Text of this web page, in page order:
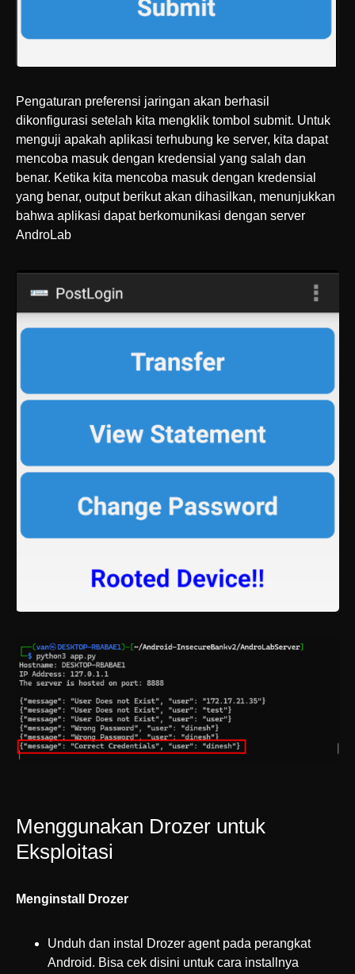
Pengaturan preferensi jaringan akan berhasil
dikonfigurasi setelah kita mengklik tombol submit. Untuk
menguji apakah aplikasi terhubung ke server, kita dapat
mencoba masuk dengan kredensial yang salah dan
benar. Ketika kita mencoba masuk dengan kredensial
yang benar, output berikut akan dihasilkan, menunjukkan
bahwa aplikasi dapat berkomunikasi dengan server
AndroLab
Menggunakan Drozer untuk
Eksploitasi
Menginstall Drozer
Unduh dan instal Drozer agent pada perangkat
Android. Bisa cek disini untuk cara installnya